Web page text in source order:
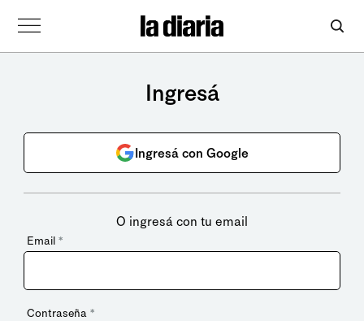
Ingresá
Ingresá con Google
O ingresá con tu email
Email *
Contraseña *